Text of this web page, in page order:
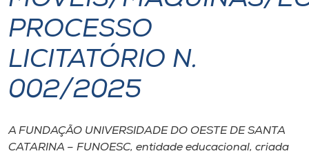
Diplomados
Cultura
CPA
Biblioteca
PROCESSO
LICITATÓRIO N.
002/2025
A FUNDAÇÃO UNIVERSIDADE DO OESTE DE SANTA
CATARINA – FUNOESC, entidade educacional, criada